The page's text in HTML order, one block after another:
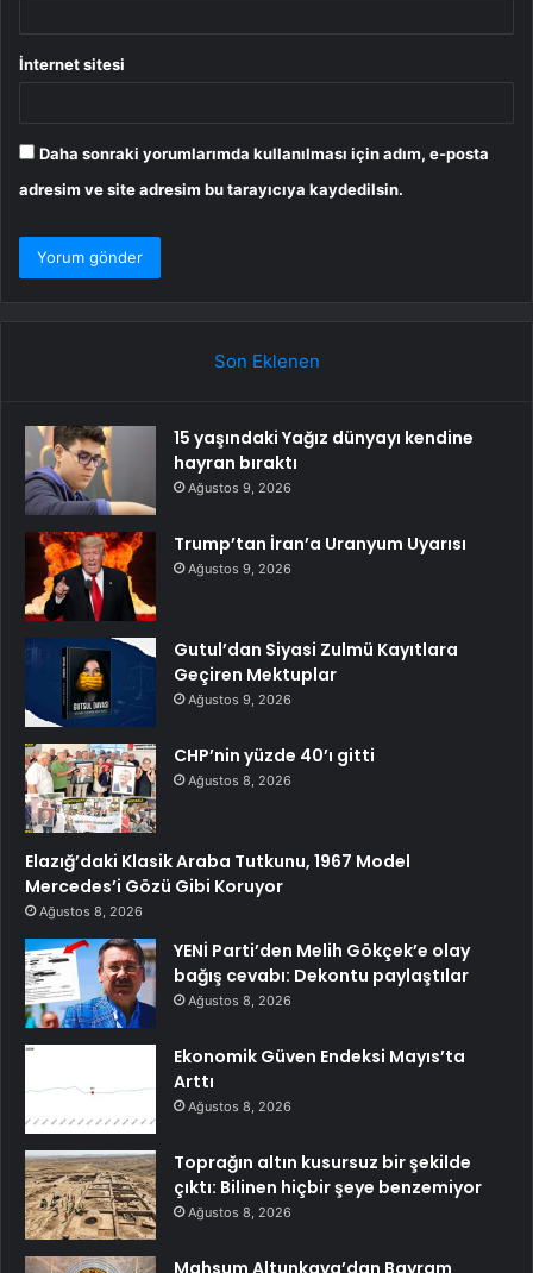
İnternet sitesi
Daha sonraki yorumlarımda kullanılması için adım, e-posta
adresim ve site adresim bu tarayıcıya kaydedilsin.
Son Eklenen
15 yaşındaki Yağız dünyayı kendine
hayran bıraktı
Ağustos 9, 2026
Trump’tan İran’a Uranyum Uyarısı
Ağustos 9, 2026
Gutul’dan Siyasi Zulmü Kayıtlara
Geçiren Mektuplar
Ağustos 9, 2026
CHP’nin yüzde 40’ı gitti
Ağustos 8, 2026
Elazığ’daki Klasik Araba Tutkunu, 1967 Model
Mercedes’i Gözü Gibi Koruyor
Ağustos 8, 2026
YENİ Parti’den Melih Gökçek’e olay
bağış cevabı: Dekontu paylaştılar
Ağustos 8, 2026
Ekonomik Güven Endeksi Mayıs’ta
Arttı
Ağustos 8, 2026
Toprağın altın kusursuz bir şekilde
çıktı: Bilinen hiçbir şeye benzemiyor
Ağustos 8, 2026
Mahsum Altunkaya’dan Bayram